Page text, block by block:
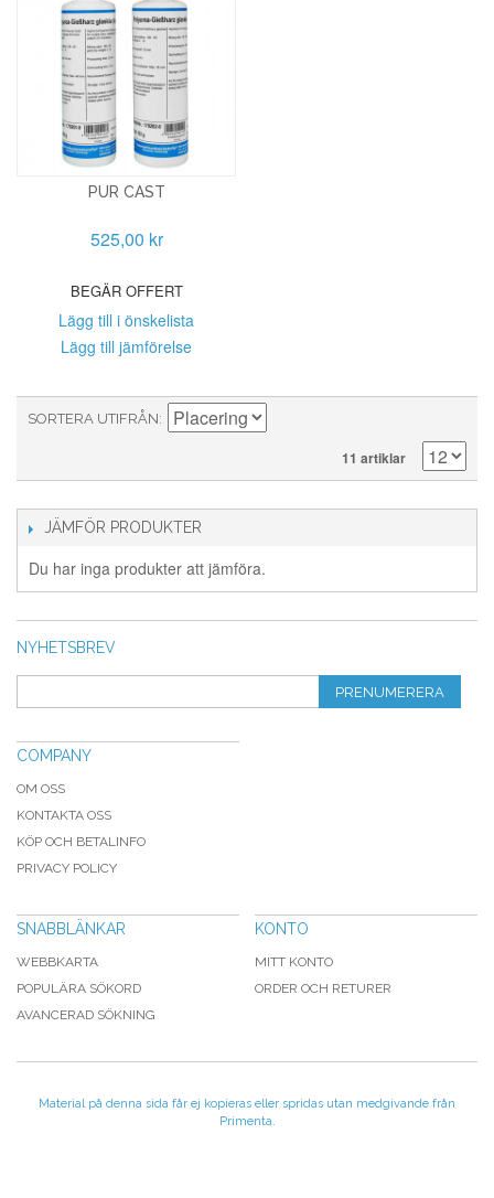
PUR CAST
525,00 kr
BEGÄR OFFERT
Lägg till i önskelista
Lägg till jämförelse
SORTERA UTIFRÅN
11 artiklar
JÄMFÖR PRODUKTER
Du har inga produkter att jämföra.
NYHETSBREV
PRENUMERERA
COMPANY
OM OSS
KONTAKTA OSS
KÖP OCH BETALINFO
PRIVACY POLICY
SNABBLÄNKAR
WEBBKARTA
POPULÄRA SÖKORD
AVANCERAD SÖKNING
KONTO
MITT KONTO
ORDER OCH RETURER
Material på denna sida får ej kopieras eller spridas utan medgivande från
Primenta.